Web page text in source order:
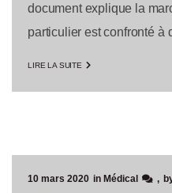
document explique la
particulier est confronté à
LIRE LA SUITE
10 mars 2020 in Médical